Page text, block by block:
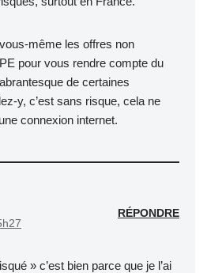
même les offres non
pour vous rendre compte du
de certaines
y, c’est sans risque, cela ne
connexion internet.
RÉPONDRE
» c’est bien parce que je l’ai